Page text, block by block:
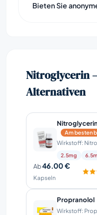
Bieten Sie
Nitroglycerin
Alternativen
Am besten
Wirkstoff:
2.5mg
Ab46.00 €
Kapseln
Propranolol
Wirkstoff: